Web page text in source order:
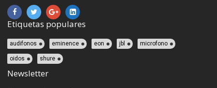
Etiquetas populares
audifonos eminence eon jbl microfono
oidos shure
Newsletter